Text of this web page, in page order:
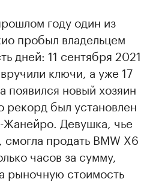
году один из
пробыл владельцем
дней: 11 сентября 2021
ключи, а уже 17
появился новый хозяин
рекорд был установлен
Жанейро. Девушка, чье
продать BMW X6
часов за сумму,
рыночную стоимость